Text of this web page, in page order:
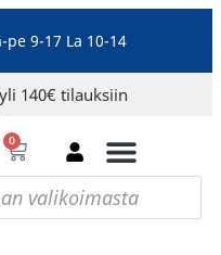
pe 9-17 La 10-14
140€ tilauksiin
0